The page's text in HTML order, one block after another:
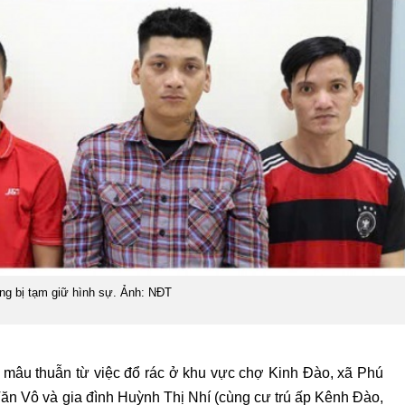
bị tạm giữ hình sự. Ảnh: NĐT
thuẫn từ việc đổ rác ở khu vực chợ Kinh Đào, xã Phú
Vô và gia đình Huỳnh Thị Nhí (cùng cư trú ấp Kênh Đào,